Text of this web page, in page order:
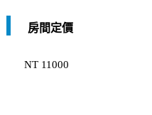
房間定價
NT 11000